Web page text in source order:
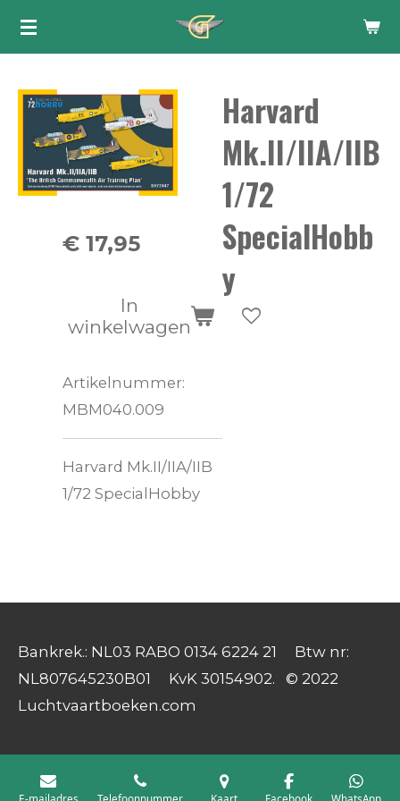
Ga
de
hoofdinhoud
Harvard
Mk.II/IIA/IIB
1/72
SpecialHobb
y
€ 17,95
In
winkelwagen
Artikelnummer:
MBM040.009
Harvard Mk.II/IIA/IIB
1/72 SpecialHobby
Bankrek.: NL03 RABO 0134 6224 21 Btw nr:
NL807645230B01 KvK 30154902. © 2022
Luchtvaartboeken.com